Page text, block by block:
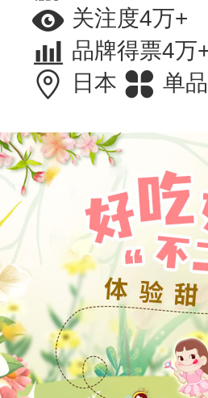
关注度4万+
品牌得票4万
日本
单